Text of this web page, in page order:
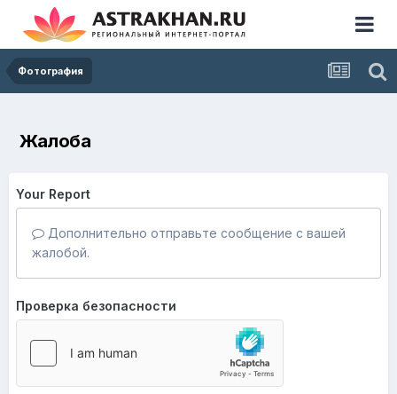
Фотография
Жалоба
Your Report
Дополнительно отправьте сообщение с вашей
жалобой.
Проверка безопасности